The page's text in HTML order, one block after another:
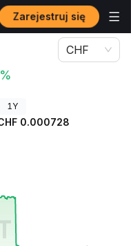
Zarejestruj się
CHF
1Y
0.000728